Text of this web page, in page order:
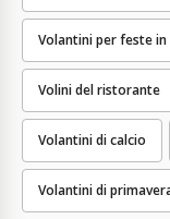
Volantini per feste in
Volini del ristorante
Volantini di calcio
Volantini di